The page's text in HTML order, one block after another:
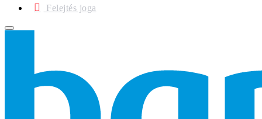
Felejtés joga